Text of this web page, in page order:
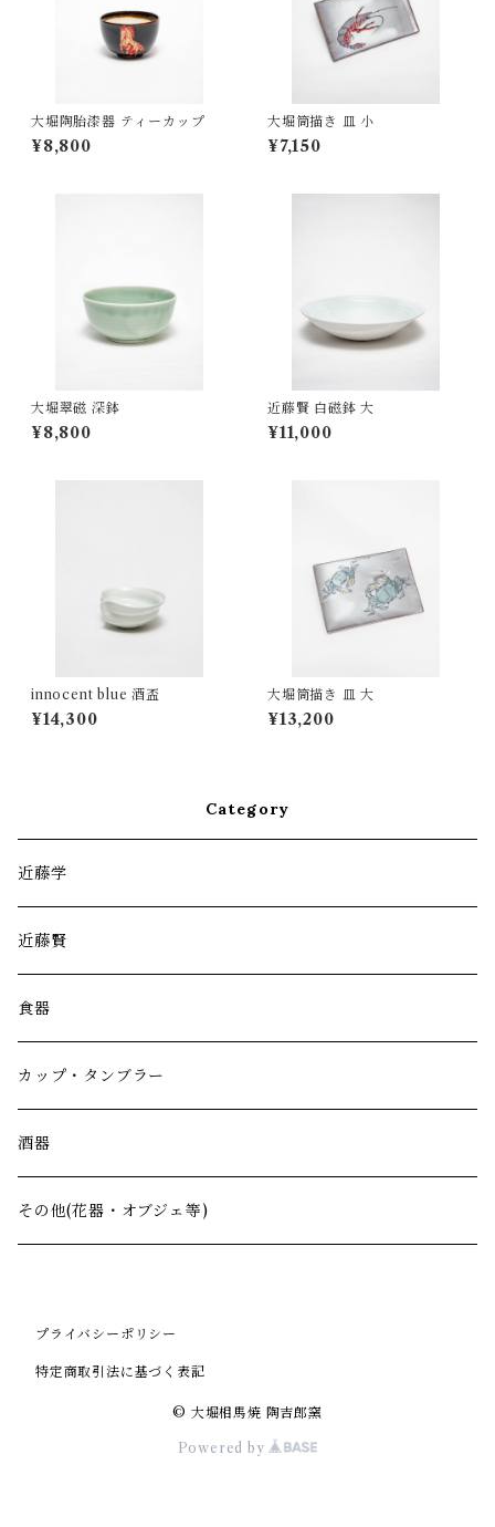
大堀陶胎漆器 ティーカップ
¥8,800
大堀筒描き 皿 小
¥7,150
大堀翠磁 深鉢
¥8,800
近藤賢 白磁鉢 大
¥11,000
innocent blue 酒盃
¥14,300
大堀筒描き 皿 大
¥13,200
Category
近藤学
近藤賢
食器
カップ・タンブラー
酒器
その他(花器・オブジェ等)
プライバシーポリシー
特定商取引法に基づく表記
© 大堀相馬焼 陶吉郎窯
Powered by